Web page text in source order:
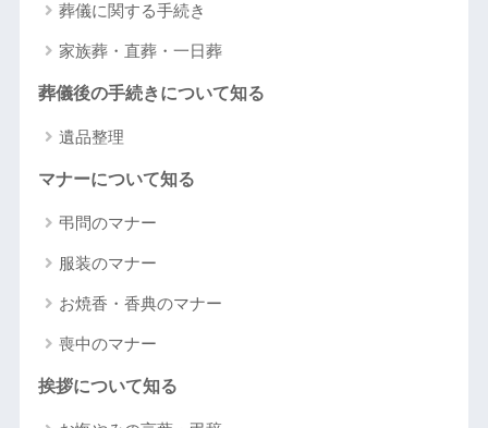
葬儀に関する手続き
家族葬・直葬・一日葬
葬儀後の手続きについて知る
遺品整理
マナーについて知る
弔問のマナー
服装のマナー
お焼香・香典のマナー
喪中のマナー
挨拶について知る